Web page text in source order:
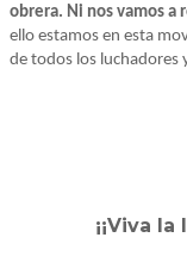
obrera. Ni nos vamos a
ello estamos en esta
de todos los luchadores
¡¡Viva